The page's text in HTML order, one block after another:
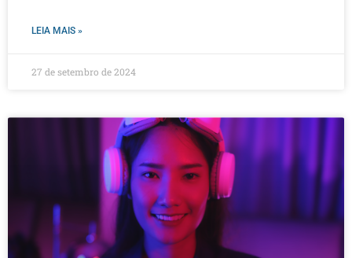
LEIA MAIS »
27 de setembro de 2024